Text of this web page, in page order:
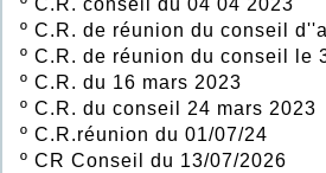
º C.R. de réunion du conseil
º C.R. de réunion du conseil le
º C.R. du 16 mars 2023
º C.R. du conseil 24 mars 2023
º C.R.réunion du 01/07/24
º CR Conseil du 13/07/2026